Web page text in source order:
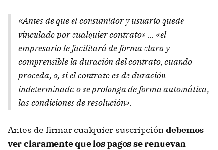
«Antes de que el consumidor y usuario quede
vinculado por cualquier contrato» ... «el
empresario le facilitará de forma clara y
comprensible la duración del contrato, cuando
proceda, o, si el contrato es de duración
indeterminada o se prolonga de forma automática,
las condiciones de resolución».
Antes de firmar cualquier suscripción debemos
ver claramente que los pagos se renuevan